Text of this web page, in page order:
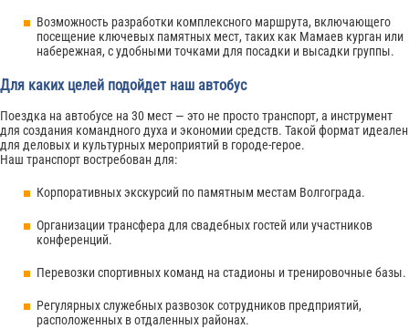
Возможность разработки комплексного маршрута, включающего
посещение ключевых памятных мест, таких как Мамаев курган или
набережная, с удобными точками для посадки и высадки группы.
Для каких целей подойдет наш автобус
Поездка на автобусе на 30 мест — это не просто транспорт, а инструмент
для создания командного духа и экономии средств. Такой формат идеален
для деловых и культурных мероприятий в городе-герое.
Наш транспорт востребован для:
Корпоративных экскурсий по памятным местам Волгограда.
Организации трансфера для свадебных гостей или участников
конференций.
Перевозки спортивных команд на стадионы и тренировочные базы.
Регулярных служебных развозок сотрудников предприятий,
расположенных в отдаленных районах.